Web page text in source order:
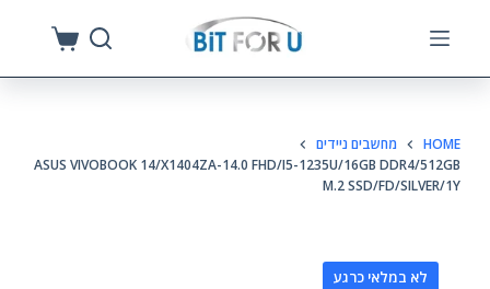
HOME
מחשבים ניידים
ASUS VIVOBOOK 14/X1404ZA-14.0 FHD/I5-1235U/16GB DDR4/512GB
M.2 SSD/FD/SILVER/1Y
לא במלאי כרגע